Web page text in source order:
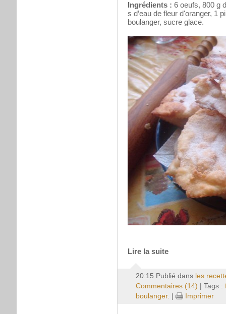
Ingrédients : 6 oeufs, 800 g
s d’eau de fleur d'oranger, 1
boulanger, sucre glace.
Lire la suite
20:15 Publié dans les
Commentaires (14) | Tags :
boulanger. | Imprimer